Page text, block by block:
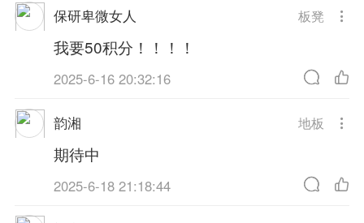
板凳
保研卑微女人
我要50积分！！！！
2025-6-16 20:32:16
地板
韵湘
期待中
2025-6-18 21:18:44